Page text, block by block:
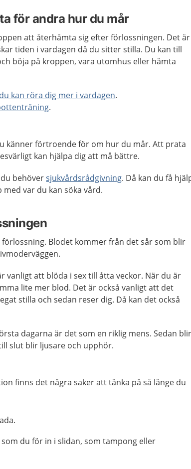
för andra hur du mår
att återhämta sig efter förlossningen. Det är
tiden i vardagen då du sitter stilla. Du kan till
böja på kroppen, vara utomhus eller hämta
kan röra dig mer i vardagen.
.
känner förtroende för om hur du mår. Att prata
kan hjälpa dig att må bättre.
du behöversjukvårdsrådgivning. Då kan du få
var du kan söka vård.
Blodet kommer från det sår som blir
vanligt att blöda i sex till åtta veckor. När du är
lite mer blod. Det är också vanligt att det
stilla och sedan reser dig. Då kan det också
dagarna är det som en riklig mens. Sedan blir
slut blir ljusare och upphör.
finns det några saker att tänka på så länge du
du för in i slidan, som tampong eller